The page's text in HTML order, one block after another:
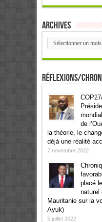
Archives
Archives
Réflexions/
de
la théorie, le
déjà une réalité
7 novembre 2022
placé
naturel
Mauritanie sur la
Ayuk)
5 juillet 2022